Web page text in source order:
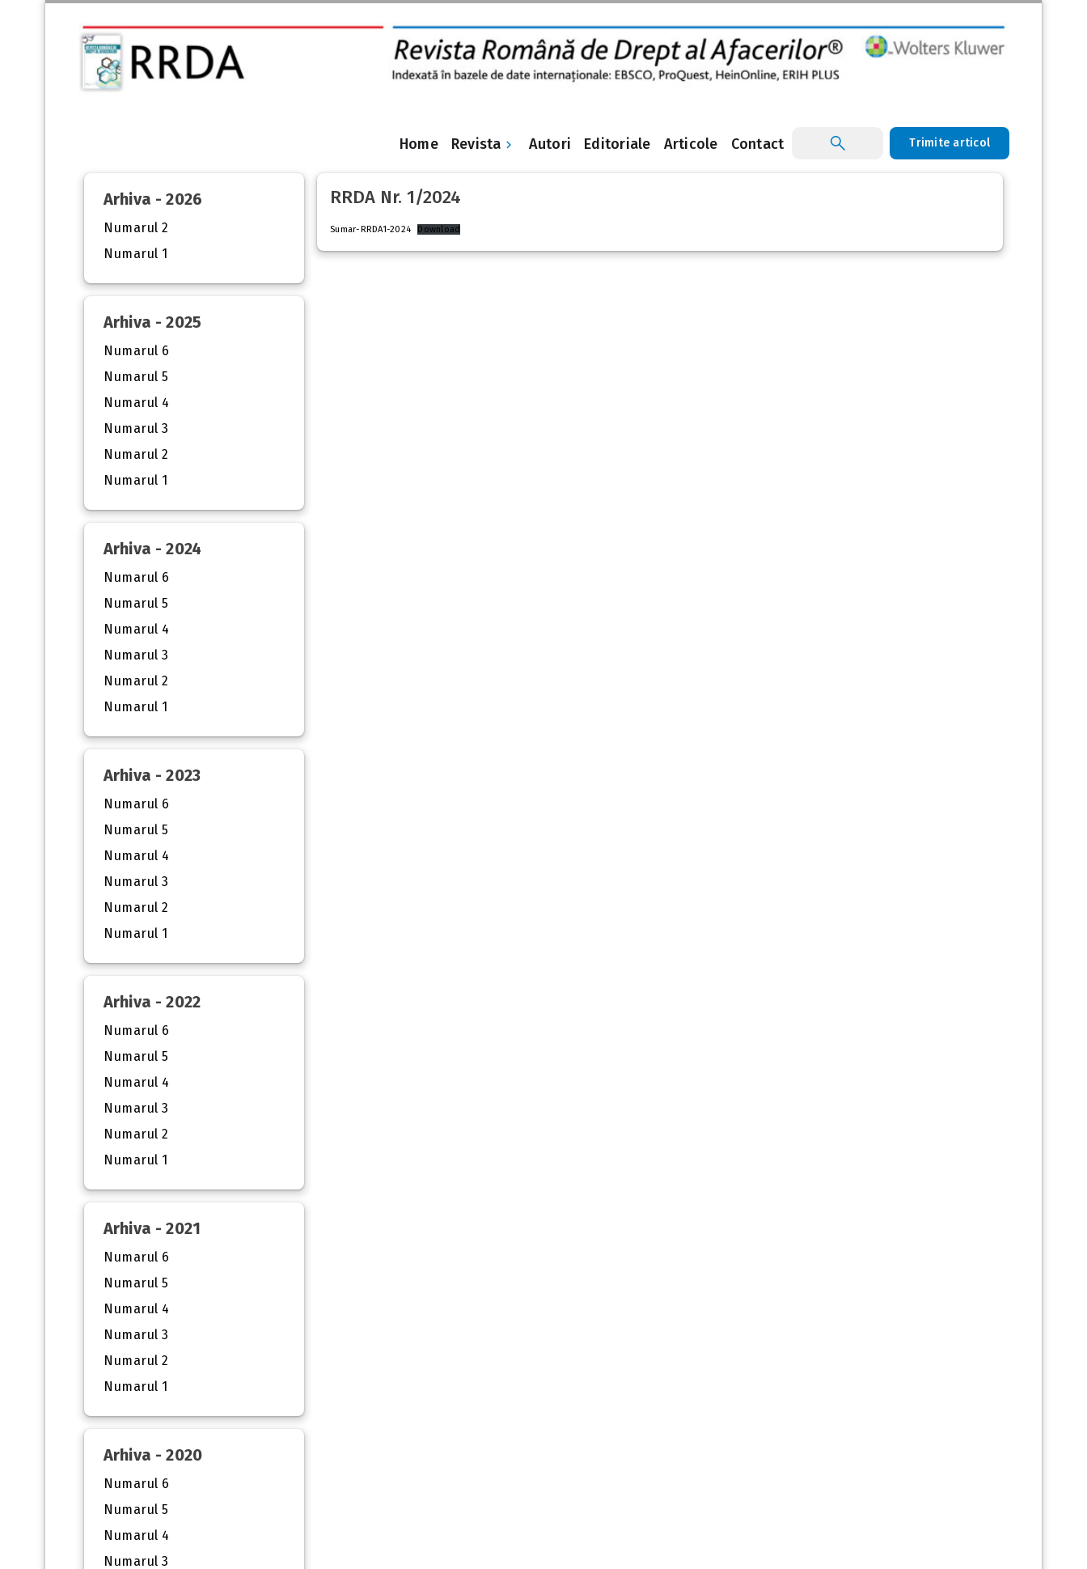
Home Revista Autori Editoriale Articole Contact Trimite articol
Arhiva - 2026
Numarul 2
Numarul 1
Arhiva - 2025
Numarul 6
Numarul 5
Numarul 4
Numarul 3
Numarul 2
Numarul 1
Arhiva - 2024
Numarul 6
Numarul 5
Numarul 4
Numarul 3
Numarul 2
Numarul 1
Arhiva - 2023
Numarul 6
Numarul 5
Numarul 4
Numarul 3
Numarul 2
Numarul 1
Arhiva - 2022
Numarul 6
Numarul 5
Numarul 4
Numarul 3
Numarul 2
Numarul 1
Arhiva - 2021
Numarul 6
Numarul 5
Numarul 4
Numarul 3
Numarul 2
Numarul 1
Arhiva - 2020
Numarul 6
Numarul 5
Numarul 4
Numarul 3
RRDA Nr. 1/2024
Sumar-RRDA1-2024 Download